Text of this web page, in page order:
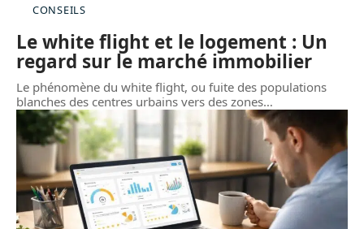
CONSEILS
Le white flight et le logement : Un
regard sur le marché immobilier
Le phénomène du white flight, ou fuite des populations
blanches des centres urbains vers des zones…